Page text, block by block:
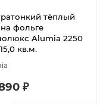
тёплый
фольге
Alumia 2250
кв.м.
₽